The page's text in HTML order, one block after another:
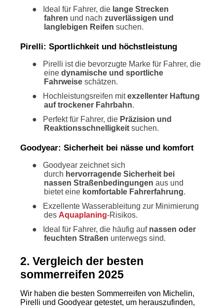
●
Ideal für Fahrer, die lange Strecken
fahren und nach zuverlässigen und
langlebigen Reifen suchen.
Pirelli: Sportlichkeit und höchstleistung
●
Pirelli ist die bevorzugte Marke für Fahrer, die
eine dynamische und sportliche
Fahrweiseschätzen.
●
Hochleistungsreifen mitexzellenter Haftung
auf trockener Fahrbahn.
●
Perfekt für Fahrer, die Präzision und
Reaktionsschnelligkeitsuchen.
Goodyear: Sicherheit bei nässe und komfort
●
Goodyear zeichnet sich
durch hervorragende Sicherheit bei
nassen Straßenbedingungen aus und
bietet eine komfortable Fahrerfahrung.
●
Exzellente Wasserableitung zur Minimierung
des Aquaplaning-Risikos.
●
Ideal für Fahrer, die häufig auf nassen oder
feuchten Straßen unterwegs sind.
2. Vergleich der besten
sommerreifen 2025
Wir haben die besten Sommerreifen von Michelin,
Pirelli und Goodyear getestet, um herauszufinden,